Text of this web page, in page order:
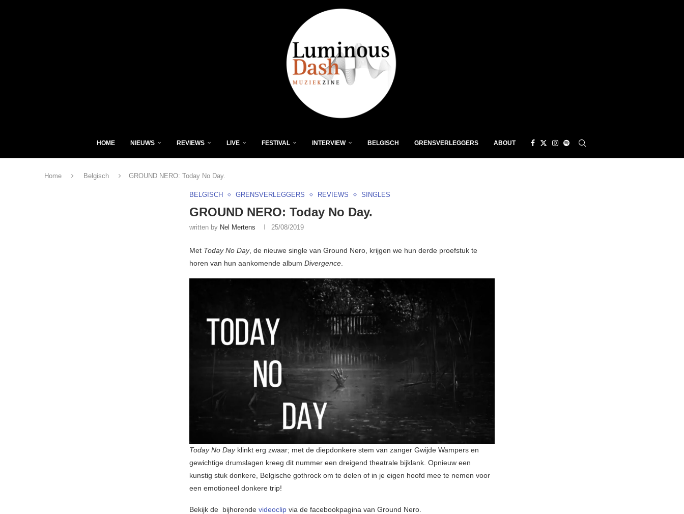
HOME NIEUWS REVIEWS LIVE FESTIVAL INTERVIEW BELGISCH GRENSVERLEGGERS ABOUT
Home Belgisch GROUND NERO: Today No Day.
BELGISCH GRENSVERLEGGERS REVIEWS SINGLES
GROUND NERO: Today No Day.
written by Nel Mertens 25/08/2019
Met Today No Day, de nieuwe single van Ground Nero, krijgen we hun derde proefstuk te
horen van hun aankomende album Divergence.
Today No Dayklinkt erg zwaar; met de diepdonkere stem van zanger Gwijde Wampers en
gewichtige drumslagen kreeg dit nummer een dreigend theatrale bijklank. Opnieuw een
kunstig stuk donkere, Belgische gothrock om te delen of in je eigen hoofd mee te nemen voor
een emotioneel donkere trip!
Bekijk de bijhorende videoclip via de facebookpagina van Ground Nero.